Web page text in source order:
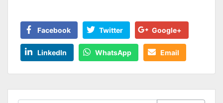
Facebook Twitter Google+
LinkedIn WhatsApp Email